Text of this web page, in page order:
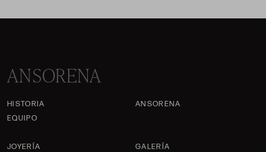
ANSORENA
HISTORIA
ANSORENA
EQUIPO
JOYERÍA
GALERÍA